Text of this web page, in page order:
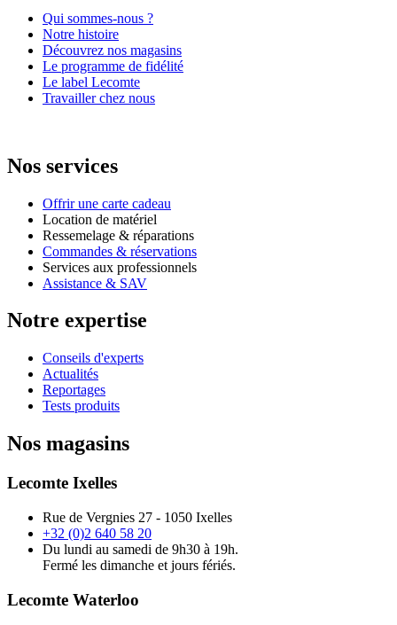
Qui sommes-nous ?
Notre histoire
Découvrez nos magasins
Le programme de fidélité
Le label Lecomte
Travailler chez nous
Nos services
Offrir une carte cadeau
Location de matériel
Ressemelage & réparations
Commandes & réservations
Services aux professionnels
Assistance & SAV
Notre expertise
Conseils d'experts
Actualités
Reportages
Tests produits
Nos magasins
Lecomte Ixelles
Rue de Vergnies 27 - 1050 Ixelles
+32 (0)2 640 58 20
Du lundi au samedi de 9h30 à 19h.
Fermé les dimanche et jours fériés.
Lecomte Waterloo